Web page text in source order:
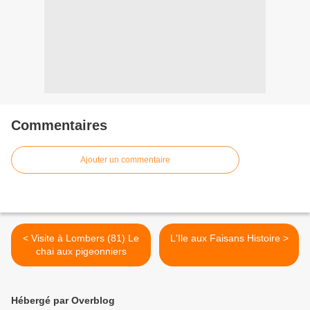
Commentaires
Ajouter un commentaire
< Visite à Lombers (81) Le
chai aux pigeonniers
L'Ile aux Faisans Histoire >
Hébergé par Overblog